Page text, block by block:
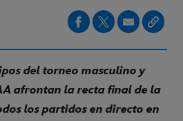
del torneo masculino y
afrontan la recta final de la
los partidos en directo en